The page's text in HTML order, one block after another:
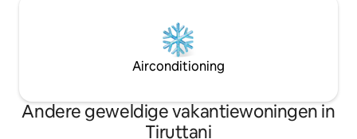
Airconditioning
Andere geweldige vakantiewoningen in
Tiruttani